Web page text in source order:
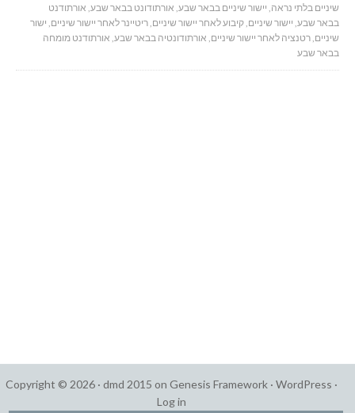
שיניים בלתי נראה, יישור שיניים בבאר שבע, אורתודונט בבאר שבע, אורתודנט
בבאר שבע, יישור שיניים,קיבוע לאחר יישור שיניים,ריטיינר לאחר יישור שיניים, ישור
שיניים,רטנציה לאחר יישור שיניים, אורתודונטיה בבאר שבע, אורתודנט מומחה
בבאר שבע
Copyright © 2026 · dmd 2015 on Genesis Framework · WordPress ·
Log in